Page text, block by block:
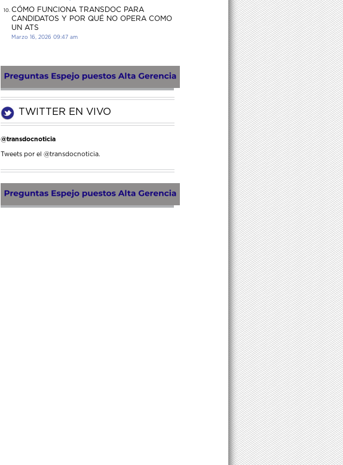
CÓMO FUNCIONA TRANSDOC PARA
CANDIDATOS Y POR QUÉ NO OPERA COMO
UN ATS
Marzo 16, 2026 09:47 am
TWITTER EN VIVO
@transdocnoticia
Tweets por el @transdocnoticia.